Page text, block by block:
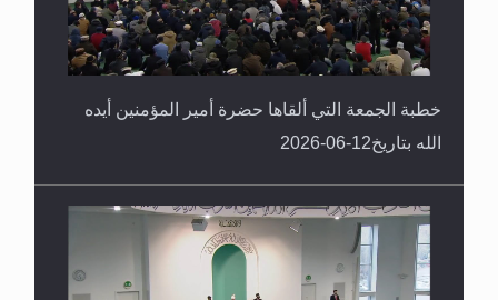
خطبة الجمعة التي ألقاها حضرة أمير المؤمنين أيده
الله بتاريخ12-06-2026